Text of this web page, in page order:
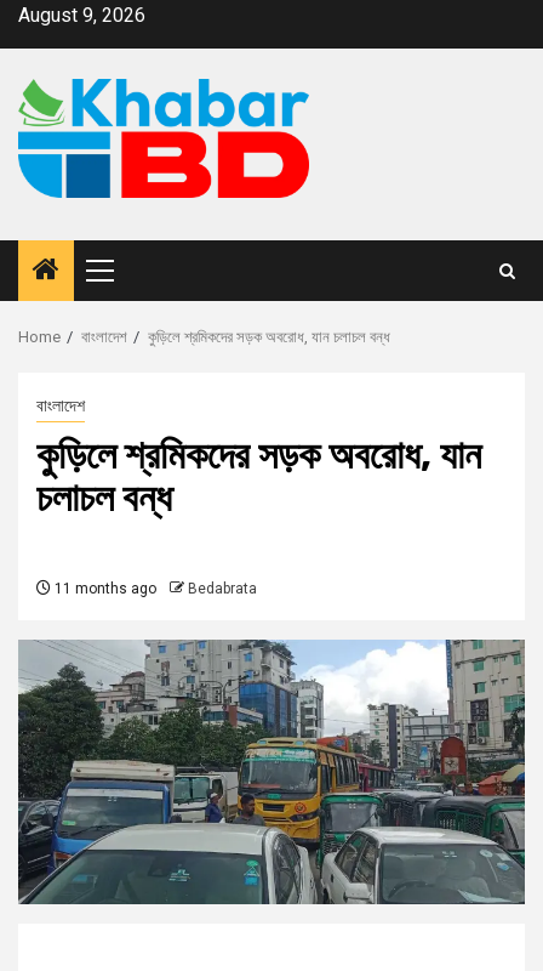
August 9, 2026
Home বাংলাদেশ কুড়িলে শ্রমিকদের সড়ক অবরোধ, যান চলাচল বন্ধ
বাংলাদেশ
কুড়িলে শ্রমিকদের সড়ক অবরোধ, যান
চলাচল বন্ধ
11 months ago Bedabrata